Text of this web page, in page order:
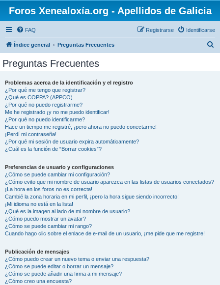
Foros Xenealoxía.org - Apellidos de Galicia
FAQ Identificarse
Registrarse
Índice general Preguntas Frecuentes
Preguntas Frecuentes
Problemas acerca de la identificación y el registro
¿Por qué me tengo que registrar?
¿Qué es COPPA? (APPCO)
¿Por qué no puedo registrarme?
Me he registrado ¡y no me puedo identificar!
¿Por qué no puedo identificarme?
Hace un tiempo me registré, ¡pero ahora no puedo conectarme!
¡Perdí mi contraseña!
¿Por qué mi sesión de usuario expira automáticamente?
¿Cuál es la función de “Borrar cookies”?
Preferencias de usuario y configuraciones
¿Cómo se puede cambiar mi configuración?
¿Cómo evito que mi nombre de usuario aparezca en las listas de usuarios conectados?
¡La hora en los foros no es correcta!
Cambié la zona horaria en mi perfil, ¡pero la hora sigue siendo incorrecto!
¡Mi idioma no está en la lista!
¿Qué es la imagen al lado de mi nombre de usuario?
¿Cómo puedo mostrar un avatar?
¿Cómo se puede cambiar mi rango?
Cuando hago clic sobre el enlace de e-mail de un usuario, ¡me pide que me registre!
Publicación de mensajes
¿Cómo puedo crear un nuevo tema o enviar una respuesta?
¿Cómo se puede editar o borrar un mensaje?
¿Cómo se puede añadir una firma a mi mensaje?
¿Cómo creo una encuesta?